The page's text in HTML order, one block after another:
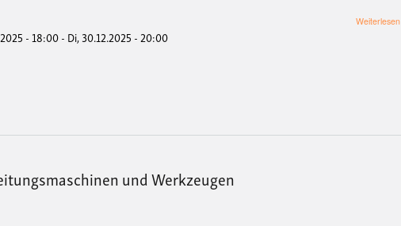
Weiterlesen
- 18:00- Di, 30.12.2025 - 20:00
und Werkzeugen